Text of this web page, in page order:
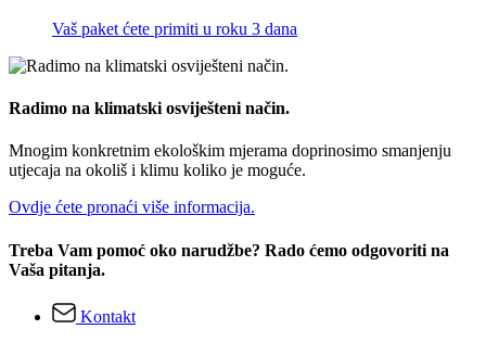
Vaš paket ćete primiti u roku 3 dana
Radimo na klimatski osviješteni način.
Mnogim konkretnim ekološkim mjerama doprinosimo smanjenju
utjecaja na okoliš i klimu koliko je moguće.
Ovdje ćete pronaći više informacija.
Treba Vam pomoć oko narudžbe? Rado ćemo odgovoriti na
Vaša pitanja.
Kontakt